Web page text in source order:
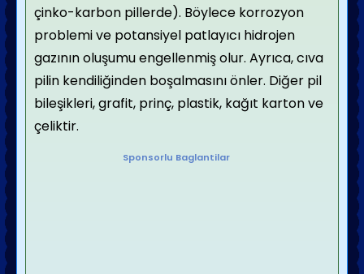
çinko-karbon pillerde). Böylece korrozyon
problemi ve potansiyel patlayıcı hidrojen
gazının oluşumu engellenmiş olur. Ayrıca, cıva
pilin kendiliğinden boşalmasını önler. Diğer pil
bileşikleri, grafit, prinç, plastik, kağıt karton ve
çeliktir.
Sponsorlu Baglantilar